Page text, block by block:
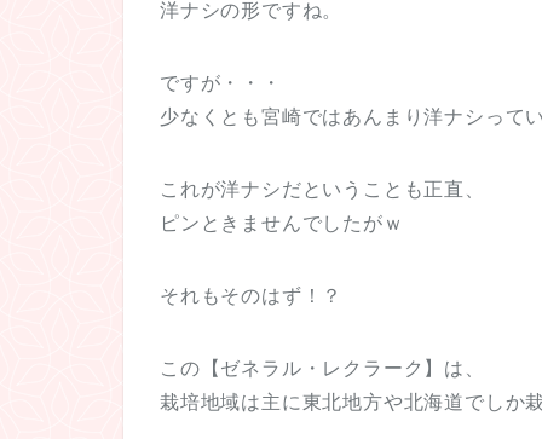
洋ナシの形ですね。
ですが・・・
少なくとも宮崎ではあんまり洋ナシって
これが洋ナシだということも正直、
ピンときませんでしたがｗ
それもそのはず！？
この【ゼネラル・レクラーク】は、
栽培地域は主に東北地方や北海道でしか